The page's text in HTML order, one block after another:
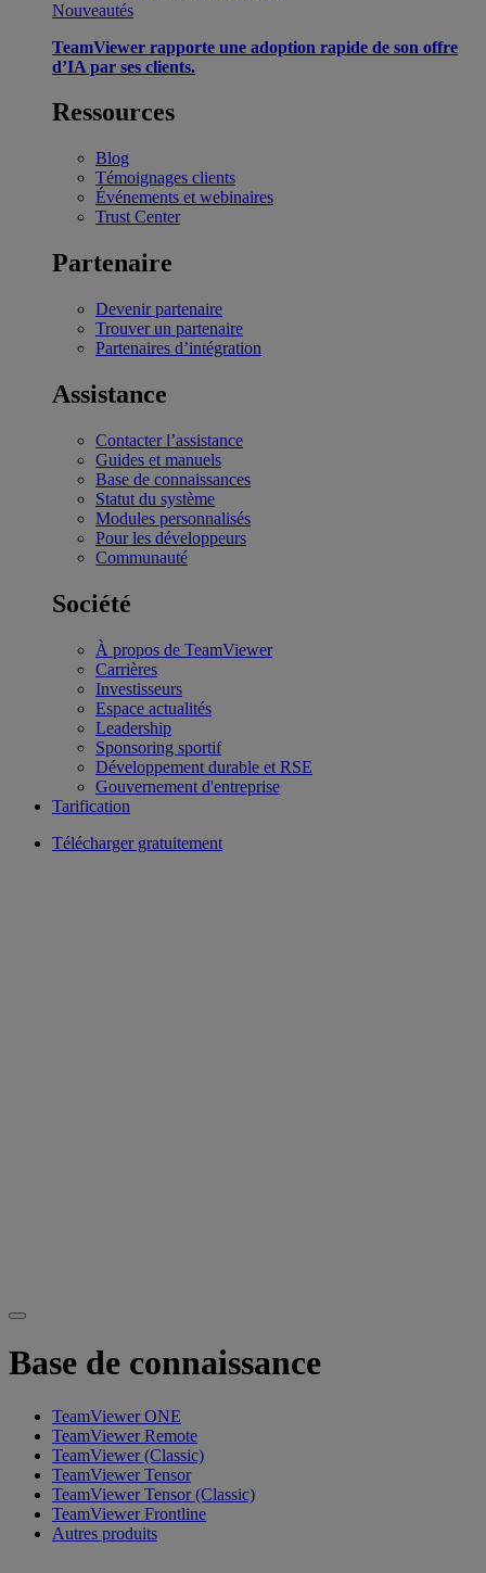
Nouveautés
TeamViewer rapporte une adoption rapide de son offre
d’IA par ses clients.
Ressources
Blog
Témoignages clients
Événements et webinaires
Trust Center
Partenaire
Devenir partenaire
Trouver un partenaire
Partenaires d’intégration
Assistance
Contacter l’assistance
Guides et manuels
Base de connaissances
Statut du système
Modules personnalisés
Pour les développeurs
Communauté
Société
À propos de TeamViewer
Carrières
Investisseurs
Espace actualités
Leadership
Sponsoring sportif
Développement durable et RSE
Gouvernement d'entreprise
Tarification
Télécharger gratuitement
Base de connaissance
TeamViewer ONE
TeamViewer Remote
TeamViewer (Classic)
TeamViewer Tensor
TeamViewer Tensor (Classic)
TeamViewer Frontline
Autres produits